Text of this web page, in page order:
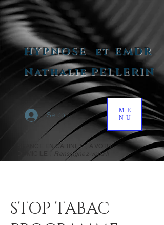
HYPNOSE et EMDR
Nathalie PELLERIN
SEANCE EN CABINET , A VOTRE
Renseignez-vous !!
Se connecter
ME
NU
STOP TABAC